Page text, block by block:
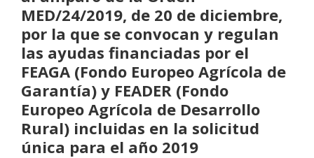
MED/24/2019, de 20 de diciembre,
por la que se convocan y regulan
las ayudas financiadas por el
FEAGA (Fondo Europeo Agrícola de
Garantía) y FEADER (Fondo
Europeo Agrícola de Desarrollo
Rural) incluidas en la solicitud
única para el año 2019